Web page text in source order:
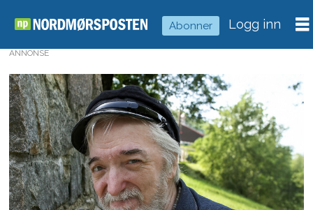
Abonner Logg inn
ANNONSE